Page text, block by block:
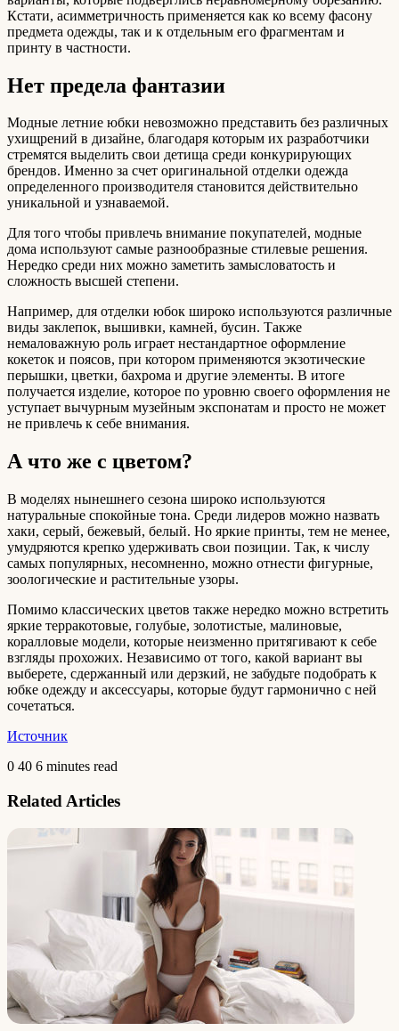
Кстати, асимметричность применяется как ко всему фасону
предмета одежды, так и к отдельным его фрагментам и
принту в частности.
Нет предела фантазии
Модные летние юбки невозможно представить без различных
ухищрений в дизайне, благодаря которым их разработчики
стремятся выделить свои детища среди конкурирующих
брендов. Именно за счет оригинальной отделки одежда
определенного производителя становится действительно
уникальной и узнаваемой.
Для того чтобы привлечь внимание покупателей, модные
дома используют самые разнообразные стилевые решения.
Нередко среди них можно заметить замысловатость и
сложность высшей степени.
Например, для отделки юбок широко используются различные
виды заклепок, вышивки, камней, бусин. Также
немаловажную роль играет нестандартное оформление
кокеток и поясов, при котором применяются экзотические
перышки, цветки, бахрома и другие элементы. В итоге
получается изделие, которое по уровню своего оформления не
уступает вычурным музейным экспонатам и просто не может
не привлечь к себе внимания.
А что же с цветом?
В моделях нынешнего сезона широко используются
натуральные спокойные тона. Среди лидеров можно назвать
хаки, серый, бежевый, белый. Но яркие принты, тем не менее,
умудряются крепко удерживать свои позиции. Так, к числу
самых популярных, несомненно, можно отнести фигурные,
зоологические и растительные узоры.
Помимо классических цветов также нередко можно встретить
яркие терракотовые, голубые, золотистые, малиновые,
коралловые модели, которые неизменно притягивают к себе
взгляды прохожих. Независимо от того, какой вариант вы
выберете, сдержанный или дерзкий, не забудьте подобрать к
юбке одежду и аксессуары, которые будут гармонично с ней
сочетаться.
Источник
0 40 6 minutes read
Related Articles